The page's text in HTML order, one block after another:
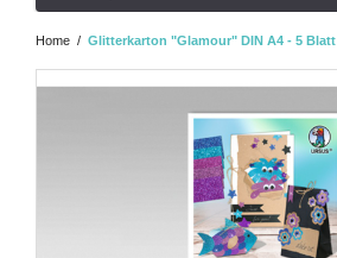
Home / Glitterkarton "Glamour" DIN A4 - 5 Blatt